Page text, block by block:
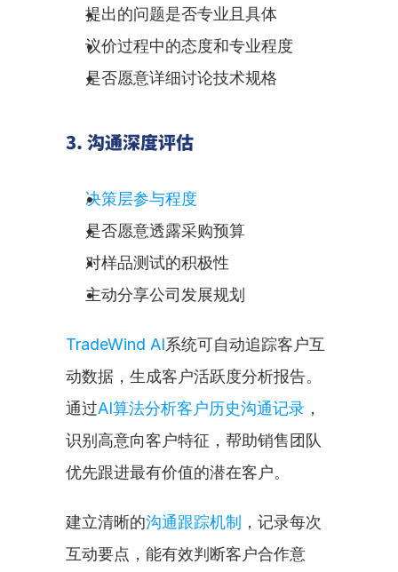
提出的问题是否专业且具体
议价过程中的态度和专业程度
是否愿意详细讨论技术规格
3. 沟通深度评估
决策层参与程度
是否愿意透露采购预算
对样品测试的积极性
主动分享公司发展规划
TradeWind AI系统可自动追踪客户互
动数据，生成客户活跃度分析报告。
通过AI算法分析客户历史沟通记录 ，
识别高意向客户特征，帮助销售团队
优先跟进最有价值的潜在客户。
建立清晰的沟通跟踪机制
，记录每次
互动要点，能有效判断客户合作意